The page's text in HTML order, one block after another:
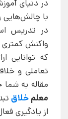
در دنیای
با چالش‌هایی
در تدریس
واکنش
که توانایی
تعاملی و
مقاله به
معلمخلاق
از یادگیری